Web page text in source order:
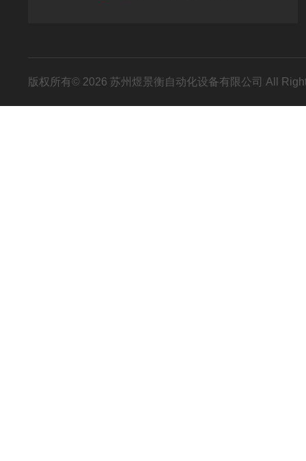
版权所有© 2026 苏州煜景衡自动化设备有限公司 All